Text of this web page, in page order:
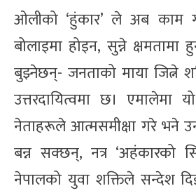
ओलीको ‘हुंकार’ ले अब काम
बोलाइमा होइन, सुन्ने
बुझ्नेछन्- जनताको माया जित्ने
उत्तरदायित्वमा छ। एमालेमा
नेताहरूले आत्मसमीक्षा गरे भने
बन्न सक्छन्, नत्र ‘अहंकारको
नेपालको युवा शक्तिले सन्देश